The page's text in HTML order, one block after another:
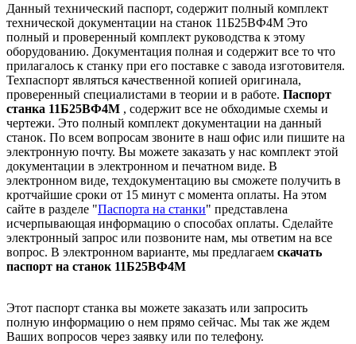
Данный технический паспорт, содержит полный комплект
технической документации на станок 11Б25ВФ4М Это
полный и проверенный комплект руководства к этому
оборудованию. Документация полная и содержит все то что
прилагалось к станку при его поставке с завода изготовителя.
Техпаспорт являться качественной копией оригинала,
проверенный специалистами в теории и в работе. Паспорт
станка 11Б25ВФ4М , содержит все не обходимые схемы и
чертежи. Это полный комплект документации на данный
станок. По всем вопросам звоните в наш офис или пишите на
электронную почту. Вы можете заказать у нас комплект этой
документации в электронном и печатном виде. В
электронном виде, техдокументацию вы сможете получить в
кротчайшие сроки от 15 минут с момента оплаты. На этом
сайте в разделе "Паспорта на станки" представлена
исчерпывающая информацию о способах оплаты. Cделайте
электронный запрос или позвоните нам, мы ответим на все
вопрос. В электронном варианте, мы предлагаем скачать
паспорт на станок 11Б25ВФ4М
Этот паспорт станка вы можете заказать или запросить
полную информацию о нем прямо сейчас. Мы так же ждем
Ваших вопросов через заявку или по телефону.